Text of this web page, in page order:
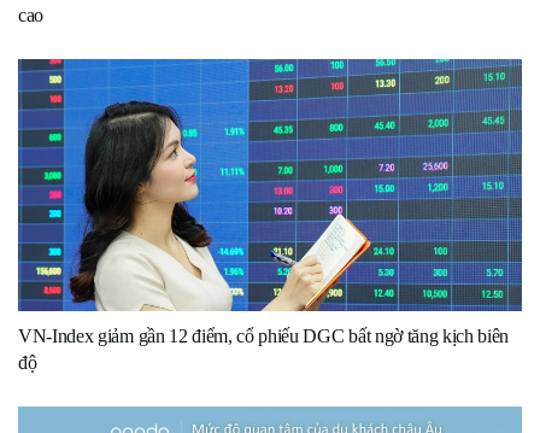
cao
VN-Index giảm gần 12 điểm, cổ phiếu DGC bất ngờ tăng kịch biên
độ